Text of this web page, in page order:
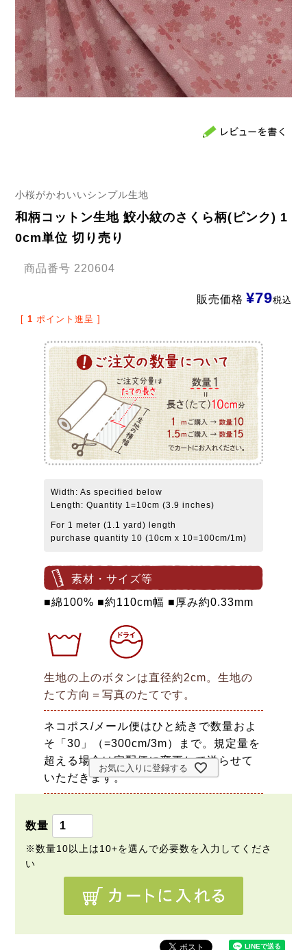
小桜がかわいいシンプル生地
和柄コットン生地 鮫小紋のさくら柄(ピンク) 1
0cm単位 切り売り
商品番号 220604
販売価格 ¥79税込
[ 1 ポイント進呈 ]
Width: As specified below
Length: Quantity 1=10cm (3.9 inches)
For 1 meter (1.1 yard) length
purchase quantity 10 (10cm x 10=100cm/1m)
素材・サイズ等
■綿100% ■約110cm幅 ■厚み約0.33mm
生地の上のボタンは直径約2cm。生地の
たて方向＝写真のたてです。
ネコポス/メール便はひと続きで数量およ
そ「30」（=300cm/3m）まで。規定量を
超える場合は宅配便に変更して送らせて
いただきます。
お気に入りに登録する